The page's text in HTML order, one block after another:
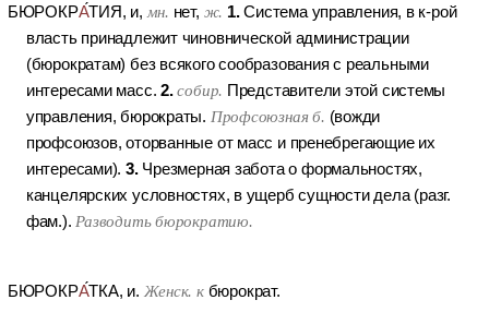
БЮРОКРАТИЯ, и, мн. нет, ж. 1. Система управления, в к-рой
власть принадлежит чиновнической администрации
(бюрократам) без всякого сообразования с реальными
интересами масс. 2. собир. Представители этой системы
управления, бюрократы. Профсоюзная б. (вожди
профсоюзов, оторванные от масс и пренебрегающие их
интересами). 3. Чрезмерная забота о формальностях,
канцелярских условностях, в ущерб сущности дела (разг.
фам.). Разводить бюрократию.
БЮРОКРАТКА, и. Женск. кбюрократ.